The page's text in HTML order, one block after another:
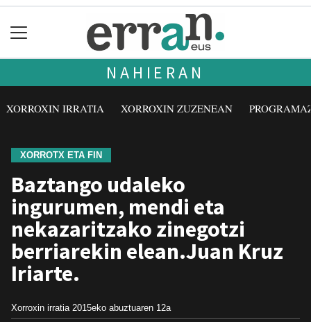
NAHIERAN
XORROXIN IRRATIA XORROXIN ZUZENEAN
XORROTX ETA FIN
Baztango udaleko
ingurumen, mendi eta
nekazaritzako zinegotzi
berriarekin elean.Juan Kruz
Iriarte.
Xorroxin irratia 2015eko abuztuaren 12a